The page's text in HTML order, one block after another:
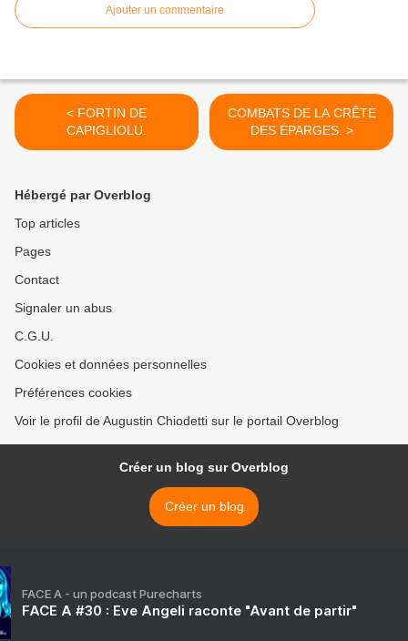
Ajouter un commentaire
< FORTIN DE
CAPIGLIOLU.
COMBATS DE LA CRÊTE
DES ÉPARGES. >
Hébergé par Overblog
Top articles
Pages
Contact
Signaler un abus
C.G.U.
Cookies et données personnelles
Préférences cookies
Voir le profil de Augustin Chiodetti sur le portail Overblog
Créer un blog sur Overblog
Créer un blog
FACE A - un podcast Purecharts
FACE A #30 : Eve Angeli raconte "Avant de partir"